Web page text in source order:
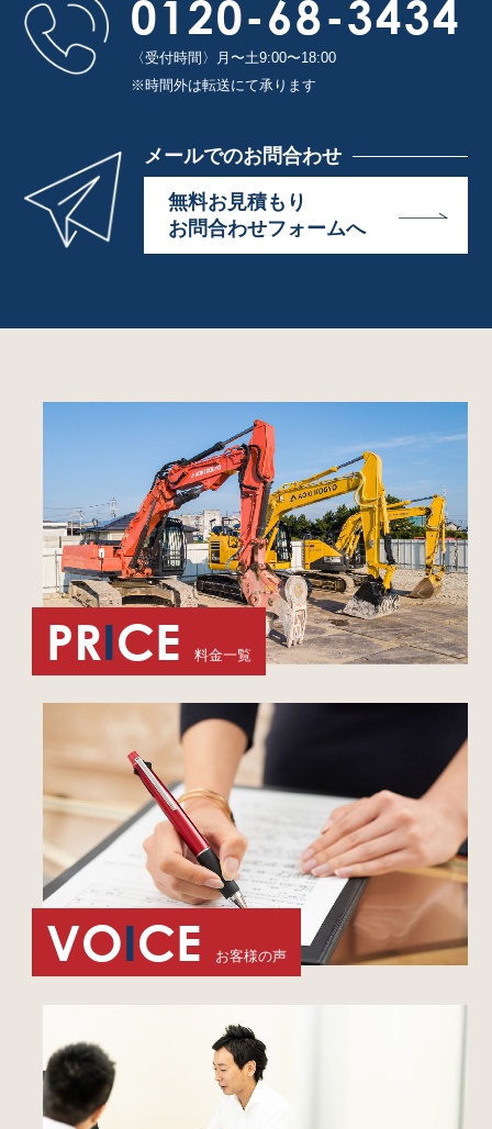
0120-68-3434
〈受付時間〉月〜土9:00〜18:00
※時間外は転送にて承ります
メールでのお問合わせ
無料お見積もり
お問合わせフォームへ
PRICE 料金一覧
VOICE お客様の声